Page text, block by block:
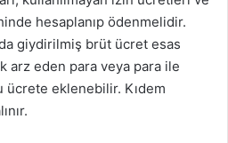
hesaplanıp ödenmelidir.
giydirilmiş brüt ücret esas
arz eden para veya para ile
eklenebilir. Kıdem